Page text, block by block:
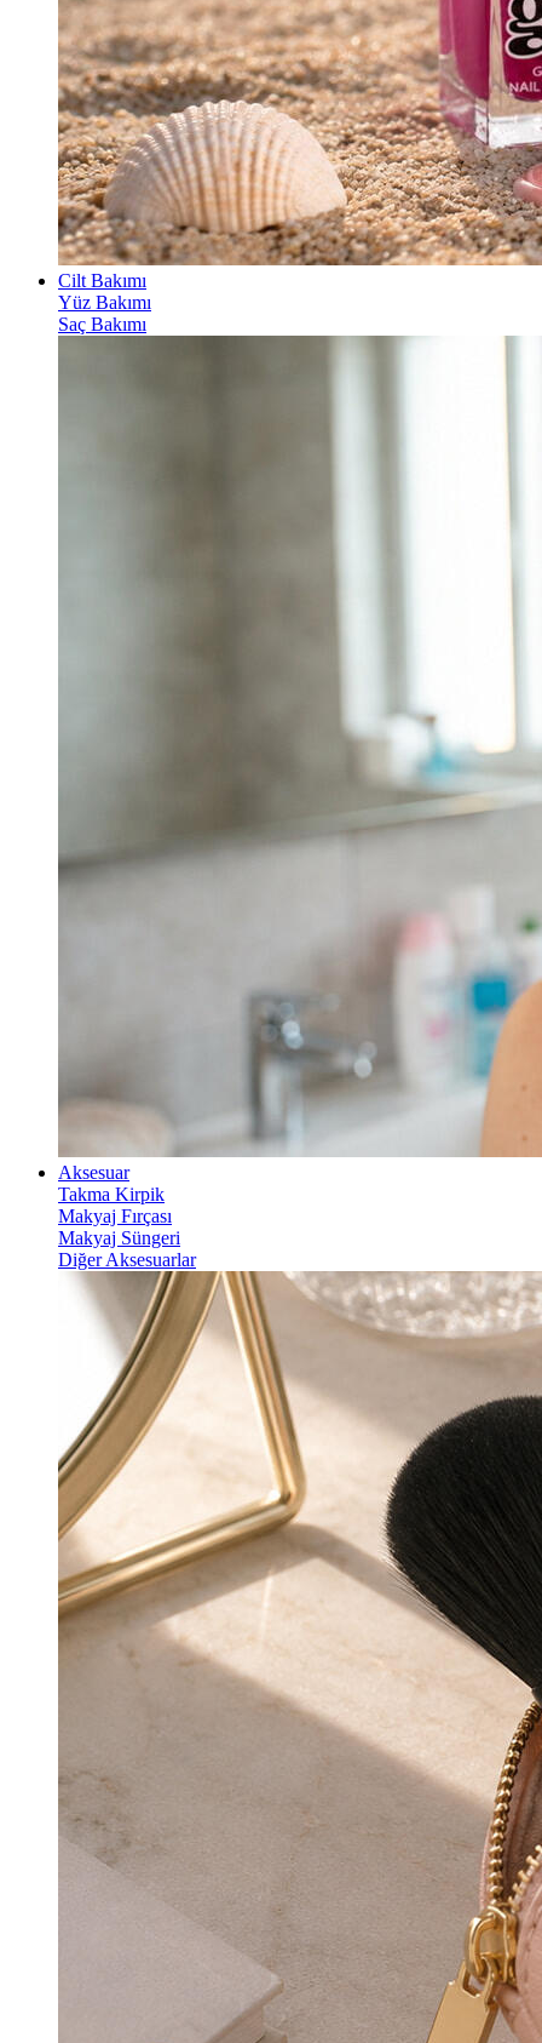
Cilt Bakımı
Yüz Bakımı
Saç Bakımı
Aksesuar
Takma Kirpik
Makyaj Fırçası
Makyaj Süngeri
Diğer Aksesuarlar